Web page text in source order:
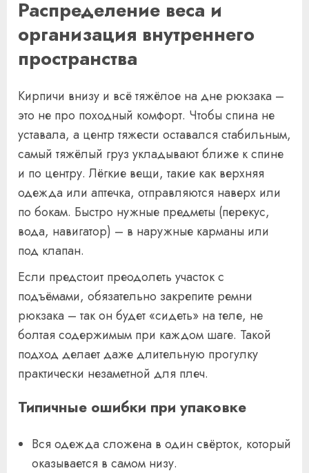
Распределение веса и
организация внутреннего
пространства
Кирпичи внизу и всё тяжёлое на дне рюкзака –
это не про походный комфорт. Чтобы спина не
уставала, а центр тяжести оставался стабильным,
самый тяжёлый груз укладывают ближе к спине
и по центру. Лёгкие вещи, такие как верхняя
одежда или аптечка, отправляются наверх или
по бокам. Быстро нужные предметы (перекус,
вода, навигатор) – в наружные карманы или
под клапан.
Если предстоит преодолеть участок с
подъёмами, обязательно закрепите ремни
рюкзака – так он будет «сидеть» на теле, не
болтая содержимым при каждом шаге. Такой
подход делает даже длительную прогулку
практически незаметной для плеч.
Типичные ошибки при упаковке
Вся одежда сложена в один свёрток, который
оказывается в самом низу.